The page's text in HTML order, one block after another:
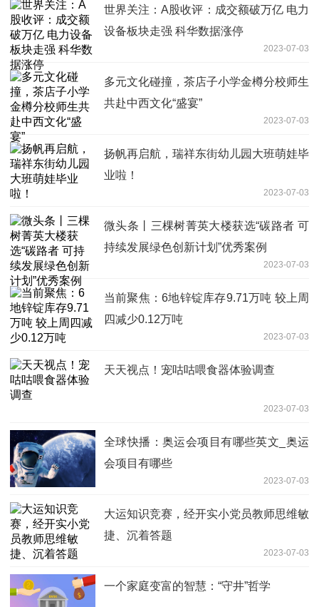
世界关注：A股收评：成交额破万亿 电力
设备板块走强 科华数据涨停
2023-07-03
多元文化碰撞，茶店子小学金樽分校师生
共赴中西文化“盛宴”
2023-07-03
扬帆再启航，瑞祥东街幼儿园大班萌娃毕
业啦！
2023-07-03
微头条丨三棵树菁英大楼获选“碳路者 可
持续发展绿色创新计划”优秀案例
2023-07-03
当前聚焦：6地锌锭库存9.71万吨 较上周
四减少0.12万吨
2023-07-03
天天视点！宠咕咕喂食器体验调查
2023-07-03
全球快播：奥运会项目有哪些英文_奥运
会项目有哪些
2023-07-03
大运知识竞赛，经开实小党员教师思维敏
捷、沉着答题
2023-07-03
一个家庭变富的智慧：“守井”哲学